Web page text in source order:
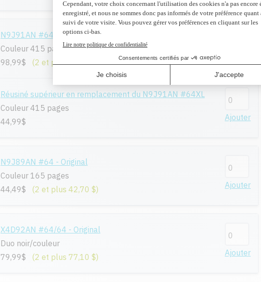
N9J91AN #64XL - Original
Couleur 415 pages
98,99$
(2 et plus 94,60 $)
Réusiné supérieur en remplacement du N9J91AN #64XL
Couleur 415 pages
44,99$
Ajouter
N9J89AN #64 - Original
Couleur 165 pages
44,49$
(2 et plus 42,70 $) Ajouter
X4D92AN #64/64 - Original
Duo noir/couleur
79,99$
(2 et plus 77,10 $) Ajouter